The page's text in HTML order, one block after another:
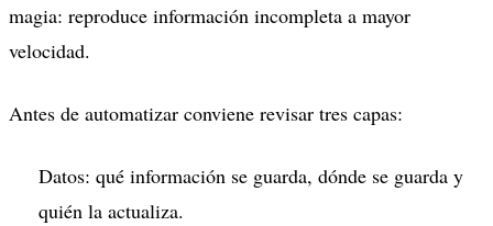
magia: reproduce información incompleta a mayor
velocidad.
Antes de automatizar conviene revisar tres capas:
Datos: qué información se guarda, dónde se guarda y
quién la actualiza.